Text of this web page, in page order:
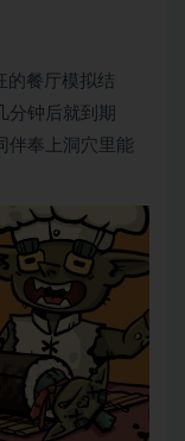
的餐厅模拟结
分钟后就到期
伴奉上洞穴里能